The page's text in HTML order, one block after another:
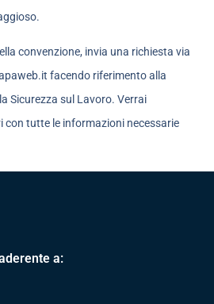
convenzione, invia una richiesta via
facendo riferimento alla
Sicurezza sul Lavoro. Verrai
tutte le informazioni necessarie
a: